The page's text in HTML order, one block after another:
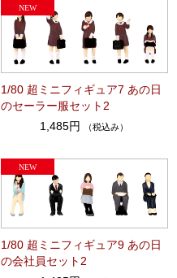
1/80 超ミニフィギュア7 あの日
のセーラー服セット2
1,485円
（税込み）
1/80 超ミニフィギュア9 あの日
の会社員セット2